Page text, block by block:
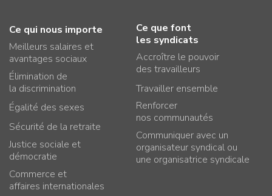
Ce qui nous importe
Meilleurs salaires et
avantages sociaux
Élimination de
la discrimination
Égalité des sexes
Sécurité de la retraite
Justice sociale et
démocratie
Commerce et
affaires internationales
Ce que font
les syndicats
Accroître le pouvoir
des travailleurs
Travailler ensemble
Renforcer
nos communautés
Communiquer avec un
organisateur syndical ou
une organisatrice syndicale